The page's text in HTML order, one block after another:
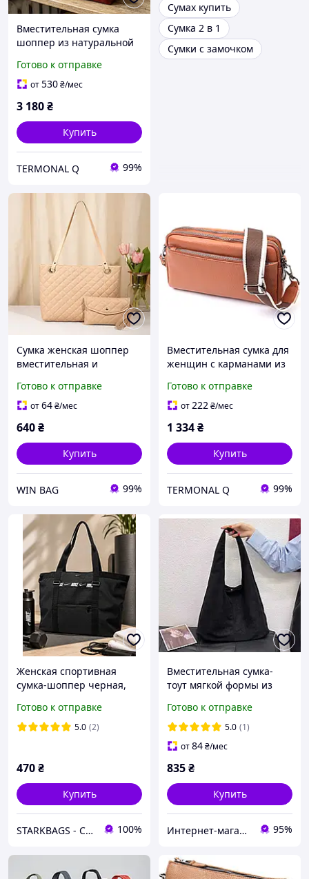
Вместительная сумка
шоппер из натуральной
Бордовая
Готово к отправке
от530₴/мес
3 180₴
Купить
TERMONAL Q 99%
Сумах купить
Сумка 2 в 1
Сумки с замочком
Сумка женская шоппер
вместительная и
сумка шопер бежевая
Готово к отправке
от64₴/мес
640₴
Купить
WIN BAG 99%
Вместительная сумка для
женщин с карманами из
Vintage 22601
Коричневая
Готово к отправке
от222₴/мес
1 334₴
Купить
TERMONAL Q 99%
Женская спортивная
сумка-шоппер черная,
тренировок, фитнеса и
путешествий
Готово к отправке
5.0 (2)
470₴
Купить
STARKBAGS - Сумки та Рюкзаки 100%
Вместительная сумка-
тоут мягкой формы из
чорний
Готово к отправке
5.0 (1)
от84₴/мес
835₴
Купить
Интернет-магазин M.A.K.-Shop 95%